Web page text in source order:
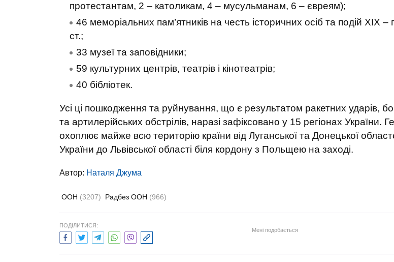
протестантам, 2 – католикам, 4 – мусульманам, 6 – євреям);
46 меморіальних пам’ятників на честь історичних осіб та подій ХІХ –
ст.;
33 музеї та заповідники;
59 культурних центрів, театрів і кінотеатрів;
40 бібліотек.
Усі ці пошкодження та руйнування, що є результатом ракетних ударів,
та артилерійських обстрілів, наразі зафіксовано у 15 регіонах України.
охоплює майже всю територію країни від Луганської та Донецької
України до Львівської області біля кордону з Польщею на заході.
Автор: Наталя Джума
ООН (3207) Радбез ООН (966)
ПОДІЛИТИСЯ:
Мені подобається